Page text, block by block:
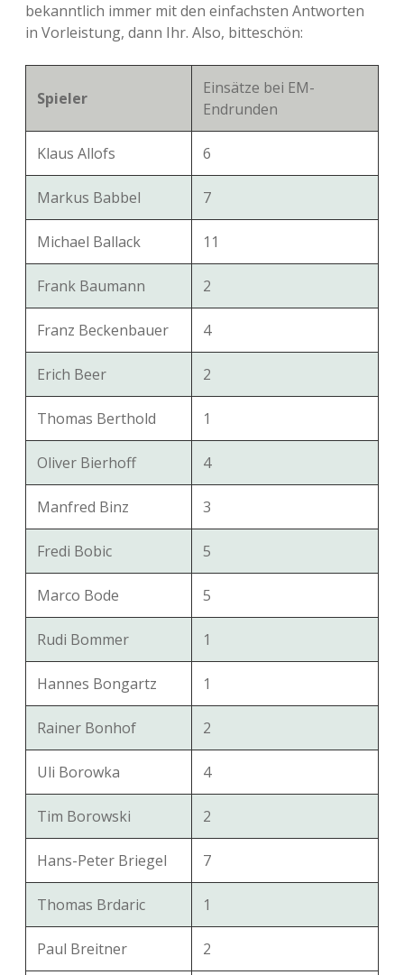
bekanntlich immer mit den einfachsten Antworten
in Vorleistung, dann Ihr. Also, bitteschön:
Spieler
Einsätze bei EM-
Endrunden
Klaus Allofs 6
Markus Babbel 7
Michael Ballack 11
Frank Baumann 2
Franz Beckenbauer 4
Erich Beer 2
Thomas Berthold 1
Oliver Bierhoff 4
Manfred Binz 3
Fredi Bobic 5
Marco Bode 5
Rudi Bommer 1
Hannes Bongartz 1
Rainer Bonhof 2
Uli Borowka 4
Tim Borowski 2
Hans-Peter Briegel 7
Thomas Brdaric 1
Paul Breitner 2